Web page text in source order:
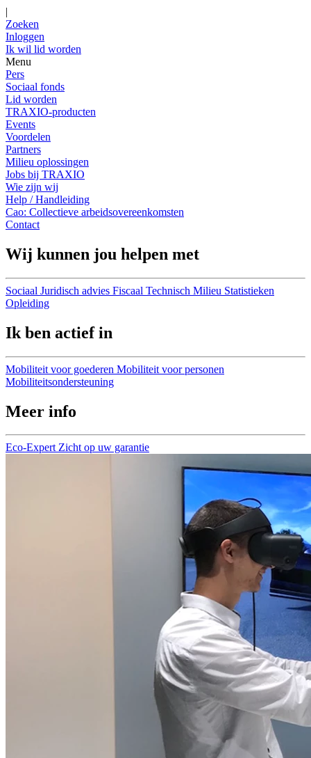
|
Zoeken
Inloggen
Ik wil lid worden
Menu
Pers
Sociaal fonds
Lid worden
TRAXIO-producten
Events
Voordelen
Partners
Milieu oplossingen
Jobs bij TRAXIO
Wie zijn wij
Help / Handleiding
Cao: Collectieve arbeidsovereenkomsten
Contact
Wij kunnen jou helpen met
Sociaal Juridisch advies Fiscaal Technisch Milieu Statistieken
Opleiding
Ik ben actief in
Mobiliteit voor goederen Mobiliteit voor personen
Mobiliteitsondersteuning
Meer info
Eco-Expert Zicht op uw garantie